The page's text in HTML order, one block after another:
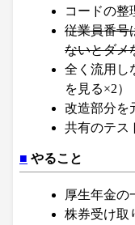
コードの整
従業員番号
ないとダメ
全く流用し
を見る×2）
改造部分を
共有のテス
■ やること
厚生年金の
株券受け取